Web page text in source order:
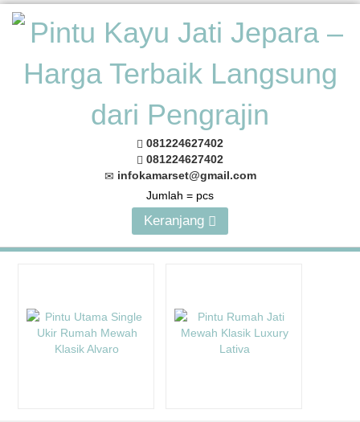
081224627402
081224627402
infokamarset@gmail.com
Jumlah = pcs
Keranjang